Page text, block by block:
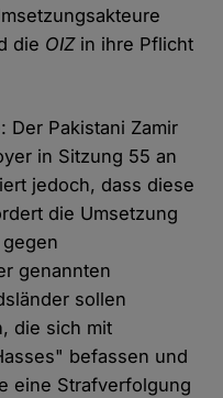
die OIZin ihre Pflicht
Der Pakistani Zamir
in Sitzung 55 an
jedoch, dass diese
die Umsetzung
genannten
sollen
die sich mit
befassen und
eine Strafverfolgung